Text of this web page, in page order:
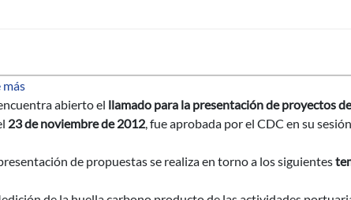
mássobre Llamado a proyectos de investigación ANP-Udelar
abierto el llamado para la presentación de proyectos
23 de noviembre de 2012, fue aprobada por el CDC en su
de propuestas se realiza en torno a los siguientes